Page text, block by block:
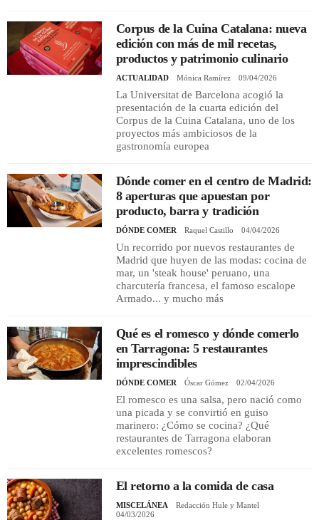
Corpus de la Cuina Catalana: nueva
edición con más de mil recetas,
productos y patrimonio culinario
ACTUALIDAD Mónica Ramírez 09/04/2026
La Universitat de Barcelona acogió la
presentación de la cuarta edición del
Corpus de la Cuina Catalana, uno de los
proyectos más ambiciosos de la
gastronomía europea
Dónde comer en el centro de Madrid:
8 aperturas que apuestan por
producto, barra y tradición
DÓNDE COMER Raquel Castillo 04/04/2026
Un recorrido por nuevos restaurantes de
Madrid que huyen de las modas: cocina de
mar, un 'steak house' peruano, una
charcutería francesa, el famoso escalope
Armado... y mucho más
Qué es el romesco y dónde comerlo
en Tarragona: 5 restaurantes
imprescindibles
DÓNDE COMER Óscar Gómez 02/04/2026
El romesco es una salsa, pero nació como
una picada y se convirtió en guiso
marinero: ¿Cómo se cocina? ¿Qué
restaurantes de Tarragona elaboran
excelentes romescos?
El retorno a la comida de casa
MISCELÁNEA
Redacción Hule y Mantel
04/03/2026